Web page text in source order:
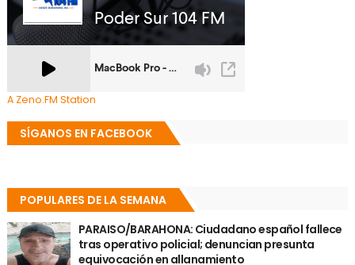
A Zeno.FM Station
SÍGANOS EN FACEBOOK
POPULARES DE LA SEMANA
PARAISO/BARAHONA: Ciudadano español fallece
tras operativo policial; denuncian presunta
equivocación en allanamiento